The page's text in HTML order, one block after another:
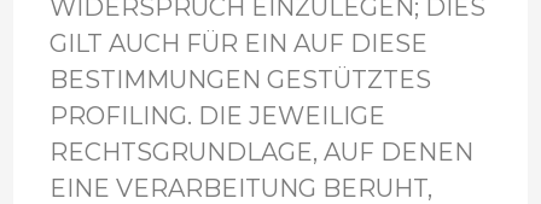
WIDERSPRUCH EINZULEGEN; DIES
GILT AUCH FÜR EIN AUF DIESE
BESTIMMUNGEN GESTÜTZTES
PROFILING. DIE JEWEILIGE
RECHTSGRUNDLAGE, AUF DENEN
EINE VERARBEITUNG BERUHT,